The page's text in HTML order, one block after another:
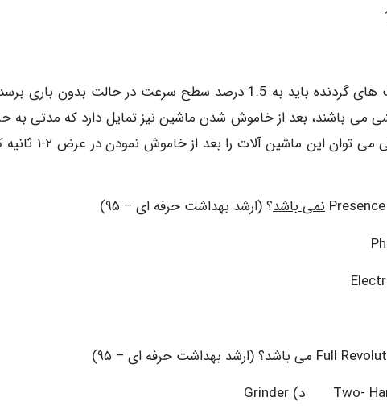
بعد از استفاده از ترمز، سرعت محیطی گردش قسمت های گردنده باید به 1.5 درصد سطح سرعت در حالت بدون
می باشند، بعد از خاموش شدن ماشین نیز تمایل دارد که مدتی به
دورانی خود ادامه دهند. با نصب ترمزهای الکترونیکی می توان
نمی باشد؟ (ارشد بهداشت حرفه ای – ۹۵)